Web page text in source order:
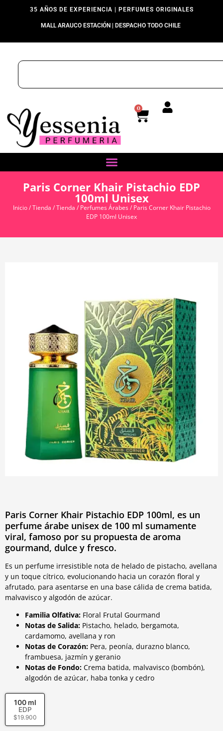
35 AÑOS DE EXPERIENCIA | PERFUMES ORIGINALES
MALL ARAUCO ESTACIÓN | DESPACHO TODO CHILE
0
Paris Corner Khair Pistachio EDP
100ml Unisex
Inicio/Tienda /Tienda / Perfumes Árabes/ Paris Corner Khair Pistachio
EDP 100ml Unisex
Paris Corner Khair Pistachio EDP 100ml, es un
perfume árabe unisex de 100 ml sumamente
viral, famoso por su propuesta de aroma
gourmand, dulce y fresco.
Es un perfume irresistible nota de helado de pistacho, avellana
y un toque cítrico, evolucionando hacia un corazón floral y
afrutado, para asentarse en una base cálida de crema batida,
malvavisco y algodón de azúcar.
Familia Olfativa: Floral Frutal Gourmand
Notas de Salida: Pistacho, helado, bergamota,
cardamomo, avellana y ron
Notas de Corazón: Pera, peonía, durazno blanco,
frambuesa, jazmín y geranio
Notas de Fondo: Crema batida, malvavisco (bombón),
algodón de azúcar, haba tonka y cedro
100 ml
EDP
$19.900